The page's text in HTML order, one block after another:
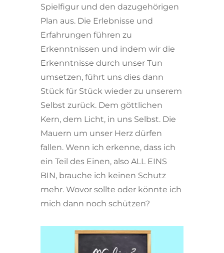
Spielfigur und den dazugehörigen
Plan aus. Die Erlebnisse und
Erfahrungen führen zu
Erkenntnissen und indem wir die
Erkenntnisse durch unser Tun
umsetzen, führt uns dies dann
Stück für Stück wieder zu unserem
Selbst zurück. Dem göttlichen
Kern, dem Licht, in uns Selbst. Die
Mauern um unser Herz dürfen
fallen. Wenn ich erkenne, dass ich
ein Teil des Einen, also ALL EINS
BIN, brauche ich keinen Schutz
mehr. Wovor sollte oder könnte ich
mich dann noch schützen?